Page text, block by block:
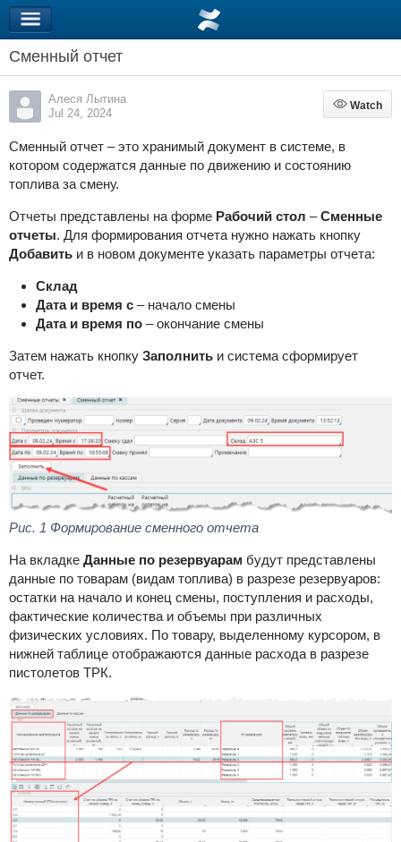
Сменный отчет
Алеся Лытина
Jul 24, 2024
Watch
Watch
Сменный отчет – это хранимый документ в системе, в
котором содержатся данные по движению и состоянию
топлива за смену.
Отчеты представлены на форме Рабочий стол –Сменные
отчеты. Для формирования отчета нужно нажать кнопку
Добавить и в новом документе указать параметры отчета:
Склад
Дата и время с – начало смены
Дата и время по – окончание смены
Затем нажать кнопку Заполнить и система сформирует
отчет.
Рис. 1 Формирование сменного отчета
На вкладке Данные по резервуарам будут представлены
данные по товарам (видам топлива) в разрезе резервуаров:
остатки на начало и конец смены, поступления и расходы,
фактические количества и объемы при различных
физических условиях. По товару, выделенному курсором, в
нижней таблице отображаются данные расхода в разрезе
пистолетов ТРК.